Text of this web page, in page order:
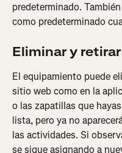
predeterminado.
como predeterminado
Eliminar y
El equipamiento puede
sitio web como en la
o las zapatillas que
lista, pero ya no
las actividades. Si
se sigue asignando a